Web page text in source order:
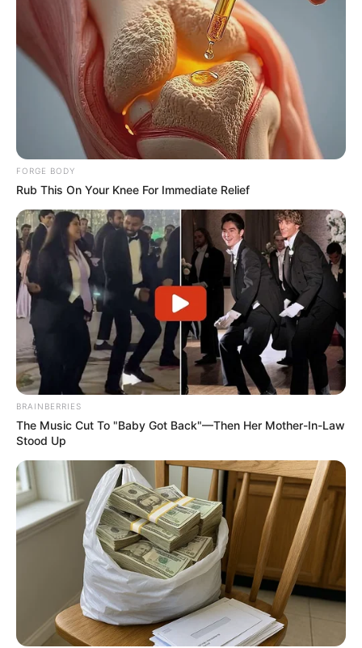
This New Will Give You An Erection After +45
Why Are More Adults Experiencing Joint
Stiffness?
JOINT CARE
Guatemala Dental
GUATEMALA DENTAL
FORGE BODY
Rub This On Your Knee For Immediate Relief
BRAINBERRIES
The Music Cut To "Baby Got Back"—Then Her Mother-In-Law
Stood Up